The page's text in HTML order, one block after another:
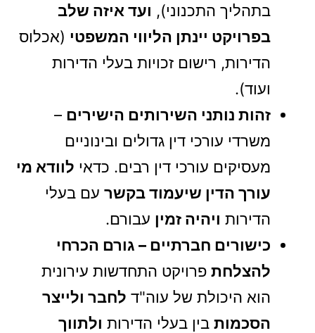
בתהליך התכנוני), ועד איזה שלב
בפרויקט יינתן הליווי המשפטי (אכלוס
הדירות, רישום זכויות בעלי הדירות
ועוד).
זהות נותני השירותים הישירים –
משרדי עורכי דין גדולים ובינוניים
מעסיקים עורכי דין רבים. כדאי לוודא מי
עורך הדין שיעמוד בקשר עם בעלי
הדירות ויהיה זמין עבורם.
כישורים חברתיים – גורם הכרחי
להצלחת פרויקט התחדשות עירונית
הוא היכולת של עוה"ד לחבר ולייצר
הסכמות בין בעלי הדירות ולתווך